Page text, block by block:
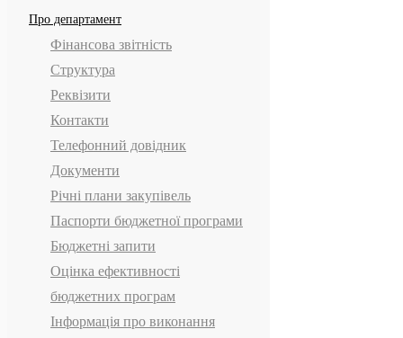
Про департамент
Фінансова звітність
Структура
Реквізити
Контакти
Телефонний довідник
Документи
Річні плани закупівель
Паспорти бюджетної програми
Бюджетні запити
Оцінка ефективності
бюджетних програм
Інформація про виконання